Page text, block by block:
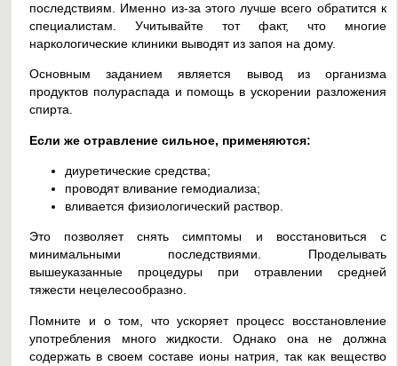
последствиям. Именно из-за этого лучше всего обратится к
специалистам. Учитывайте тот факт, что многие
наркологические клиники выводят из запоя на дому.
Основным заданием является вывод из организма
продуктов полураспада и помощь в ускорении разложения
спирта.
Если же отравление сильное, применяются:
диуретические средства;
проводят вливание гемодиализа;
вливается физиологический раствор.
Это позволяет снять симптомы и восстановиться с
минимальными последствиями. Проделывать
вышеуказанные процедуры при отравлении средней
тяжести нецелесообразно.
Помните и о том, что ускоряет процесс восстановление
употребления много жидкости. Однако она не должна
содержать в своем составе ионы натрия, так как вещество